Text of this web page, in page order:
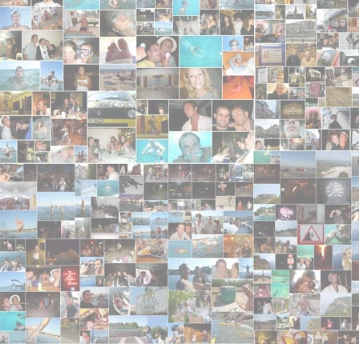
Gégé- 2009-02-03 18:39:06
bien le bonjour
Olivia Benedetto- 2008-11-15 09:32:57 - 5/5
Excellent c'est tout toi ça Juju ! Je suis très fière
Steven Sattin- 2008-11-13 00:00:00
Yes! Ze Trunel Show! Excellent, je vois que
LyNe- 2008-11-05 22:46:18 - 4/5
Les gars vous avez tellement de succès que
bon début! I'm a huuuge fan! Big up!
Camille - 2008-09-13 19:50:40 - 5/5
coucou, Votre nouvelle chanson est super!! Biz a
Camille- 2008-07-24 21:59:05 - 5/5
Le poeme qui a été fait sur trunel est geniale!!
Chiffon - 2008-07-08 15:09:20
Trunel au pouvoir ! Un poème pour Trunel:
miel, beau comme la tourterelle, Trunel, c'est
fait flipper comme un opinel, Trunel c'est le tunel,
c'est mieux que Yelle, Trunel, c'est éternel ! Big